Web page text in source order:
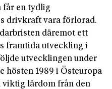
får en tydlig
drivkraft vara förlorad.
däremot ett
framtida utveckling i
utvecklingen under
hösten 1989 i Östeuropa
viktig lärdom från den